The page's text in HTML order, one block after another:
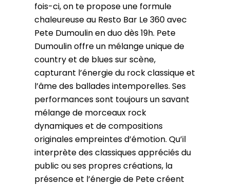
fois-ci, on te propose une formule
chaleureuse au Resto Bar Le 360 avec
Pete Dumoulin en duo dès 19h. Pete
Dumoulin offre un mélange unique de
country et de blues sur scène,
capturant l’énergie du rock classique et
l’âme des ballades intemporelles. Ses
performances sont toujours un savant
mélange de morceaux rock
dynamiques et de compositions
originales empreintes d’émotion. Qu’il
interprète des classiques appréciés du
public ou ses propres créations, la
présence et l’énergie de Pete créent